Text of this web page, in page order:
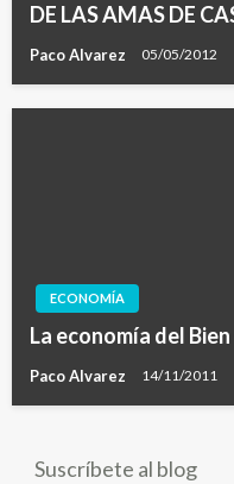
DE LAS AMAS DE
Paco Alvarez 05/05/2012
ECONOMÍA
La economía del
Paco Alvarez 14/11/2011
Suscríbete al blog